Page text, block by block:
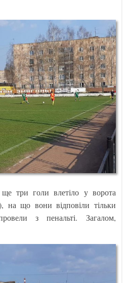
три голи влетіло у ворота
на що вони відповіли тільки
з пенальті. Загалом,